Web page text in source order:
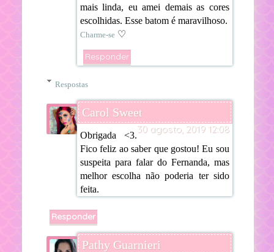
mais linda, eu amei demais as cores
escolhidas. Esse batom é maravilhoso.
Charme-se♡
Responder
Respostas
Carol Sweet
30 agosto, 2019 12:08
Obrigada <3.
Fico feliz ao saber que gostou! Eu sou
suspeita para falar do Fernanda, mas
melhor escolha não poderia ter sido
feita.
Responder
Pathy Guarnieri